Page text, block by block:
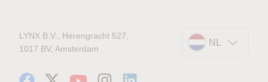
LYNX B.V., Herengracht 527,
1017 BV, Amsterdam
NL